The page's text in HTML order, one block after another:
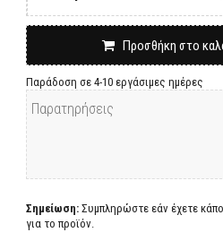
Προσθήκη στο
Παράδοση σε 4-10 εργάσιμες ημέρες
Σημείωση: Συμπληρώστε εάν έχετε
για το προϊόν.